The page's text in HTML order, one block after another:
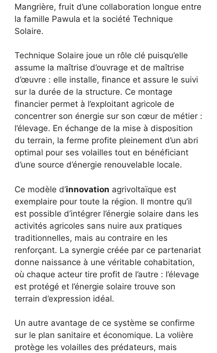
Mangrière, fruit d’une collaboration longue entre
la famille Pawula et la société Technique
Solaire.
Technique Solaire joue un rôle clé puisqu’elle
assume la maîtrise d’ouvrage et de maîtrise
d’œuvre : elle installe, finance et assure le suivi
sur la durée de la structure. Ce montage
financier permet à l’exploitant agricole de
concentrer son énergie sur son cœur de métier :
l’élevage. En échange de la mise à disposition
du terrain, la ferme profite pleinement d’un abri
optimal pour ses volailles tout en bénéficiant
d’une source d’énergie renouvelable locale.
Ce modèle d’innovation agrivoltaïque est
exemplaire pour toute la région. Il montre qu’il
est possible d’intégrer l’énergie solaire dans les
activités agricoles sans nuire aux pratiques
traditionnelles, mais au contraire en les
renforçant. La synergie créée par ce partenariat
donne naissance à une véritable cohabitation,
où chaque acteur tire profit de l’autre : l’élevage
est protégé et l’énergie solaire trouve son
terrain d’expression idéal.
Un autre avantage de ce système se confirme
sur le plan sanitaire et économique. La volière
protège les volailles des prédateurs, mais